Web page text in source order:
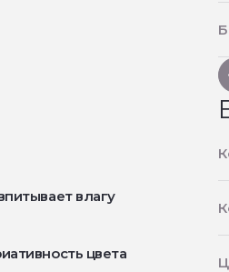
влагу
цвета